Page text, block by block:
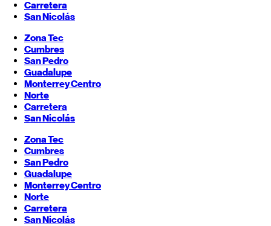
Carretera
San Nicolás
Zona Tec
Cumbres
San Pedro
Guadalupe
MonterreyCentro
Norte
Carretera
San Nicolás
Zona Tec
Cumbres
San Pedro
Guadalupe
MonterreyCentro
Norte
Carretera
San Nicolás